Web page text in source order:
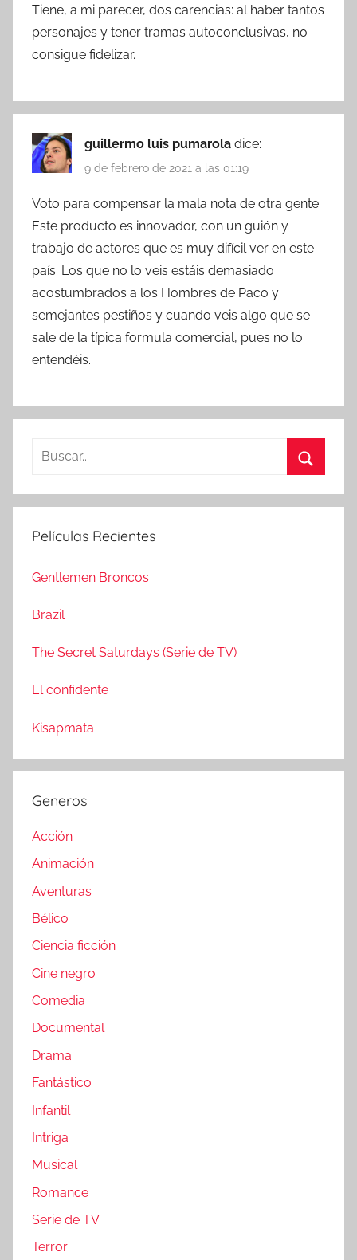
Tiene, a mi parecer, dos carencias: al haber tantos
personajes y tener tramas autoconclusivas, no
consigue fidelizar.
guillermo luis pumarola dice:
9 de febrero de 2021 a las 01:19
Voto para compensar la mala nota de otra gente.
Este producto es innovador, con un guión y
trabajo de actores que es muy difícil ver en este
país. Los que no lo veis estáis demasiado
acostumbrados a los Hombres de Paco y
semejantes pestiños y cuando veis algo que se
sale de la típica formula comercial, pues no lo
entendéis.
s
a
:
u
Películas Recientes
Gentlemen Broncos
Brazil
The Secret Saturdays (Serie de TV)
El confidente
Kisapmata
Generos
Acción
Animación
Aventuras
Bélico
Ciencia ficción
Cine negro
Comedia
Documental
Drama
Fantástico
Infantil
Intriga
Musical
Romance
Serie de TV
Terror